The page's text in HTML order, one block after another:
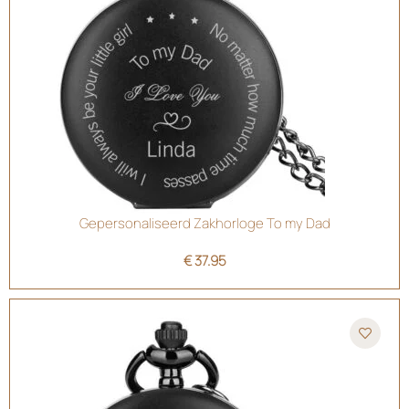
Gepersonaliseerd Zakhorloge To my Dad
€37.95